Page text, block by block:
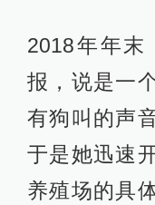
2018年年末
报，说是一
有狗叫的声
于是她迅速
养殖场的具